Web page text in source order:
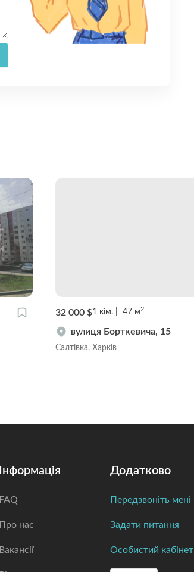
32 000 $1 кім. 47 м2
вулиця Борткевича, 15
Салтівка, Харків
Інформація
FAQ
Про нас
Вакансії
Додатково
Передзвоніть мені
Задати питання
Особистий кабінет